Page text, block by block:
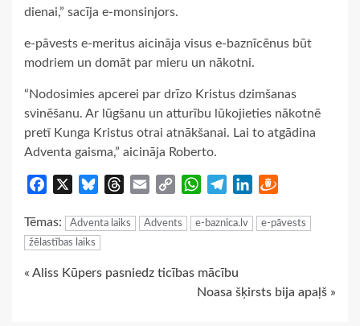
dienai,” sacīja e-monsinjors.
e-pāvests e-meritus aicināja visus e-baznīcēnus būt
modriem un domāt par mieru un nākotni.
“Nodosimies apcerei par drīzo Kristus dzimšanas
svinēšanu. Ar lūgšanu un atturību lūkojieties nākotnē
pretī Kunga Kristus otrai atnākšanai. Lai to atgādina
Adventa gaisma,” aicināja Roberto.
Facebook BlueskyThreads
Email
Copy
WhatsApp
TelegramLinkedIn
Tēmas: Adventa laiks Advents e-baznica.lv
e-pāvests
žēlastības laiks
Continue
« Aliss Kūpers pasniedz ticības mācību
Noasa šķirsts bija apaļš »